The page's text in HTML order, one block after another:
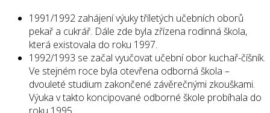
1991/1992 zahájení výuky tříletých učebních oborů
pekař a cukrář. Dále zde byla zřízena rodinná škola,
která existovala do roku 1997.
1992/1993 se začal vyučovat učební obor kuchař-číšník.
Ve stejném roce byla otevřena odborná škola –
dvouleté studium zakončené závěrečnými zkouškami.
Výuka v takto koncipované odborné škole probíhala do